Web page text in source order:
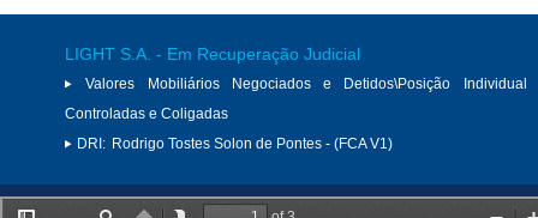
LIGHT S.A. - Em Recuperação Judicial
Valores Mobiliários Negociados e Detidos\Posição
Controladas e Coligadas
DRI: Rodrigo Tostes Solon de Pontes - (FCA V1)